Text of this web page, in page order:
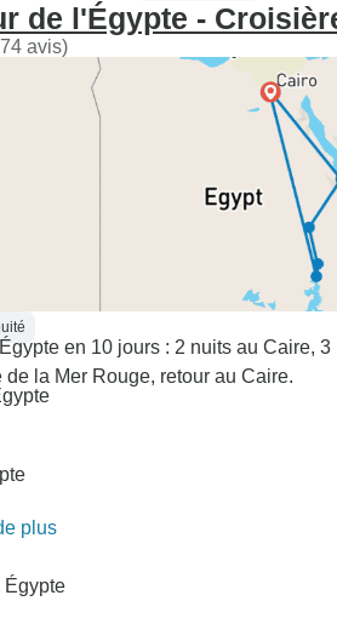
de l'Égypte -
avis)
en 10 jours : 2 nuits au Caire,
la Mer Rouge, retour au Caire.
plus
Égypte